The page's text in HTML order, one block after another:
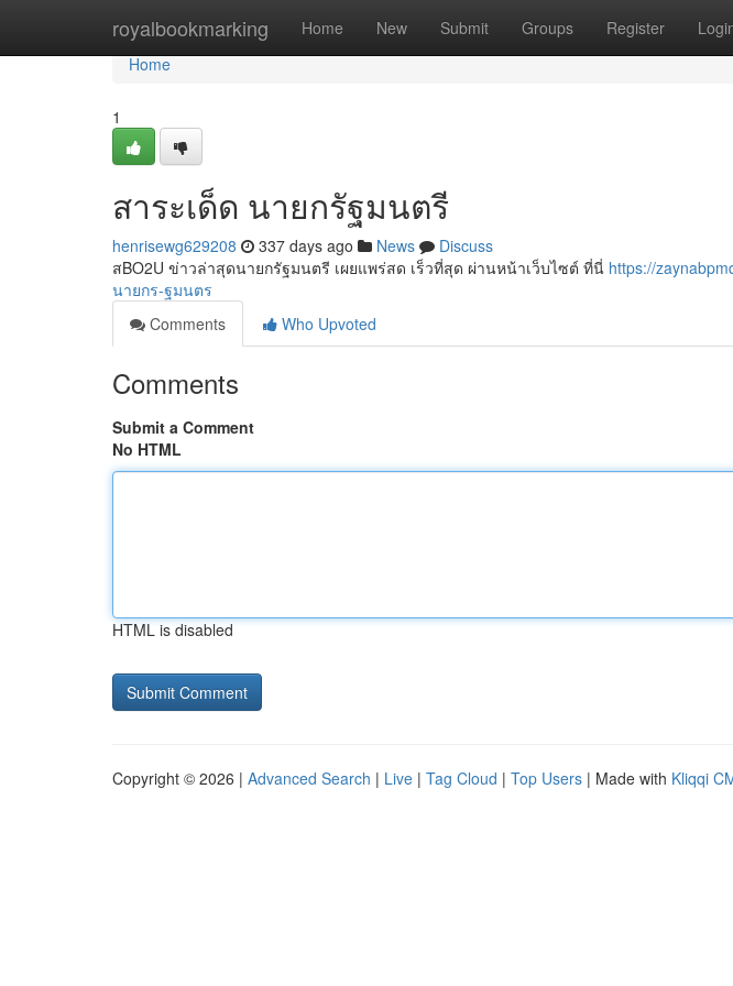
royalbookmarking Home New Submit Groups Register
Home
Home
1
สาระเด็ด นายกรัฐมนตรี
henrisewg629208 337 days ago News
Discuss
สBO2U ข่าวล่าสุดนายกรัฐมนตรี เผยแพร่สด เร็วที่สุด ผ่านหน้าเว็บไซต์ ที่นี่ https://
นายกร-ฐมนตร
Comments
Who Upvoted
Comments
Submit a Comment
No HTML
HTML is disabled
Copyright © 2026 | Advanced Search | Live | Tag Cloud | Top Users | Made with Kliqqi